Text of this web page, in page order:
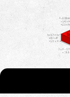
Skip to main content